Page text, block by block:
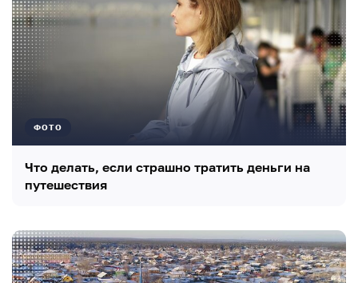
ФОТО
Что делать, если страшно тратить деньги на
путешествия